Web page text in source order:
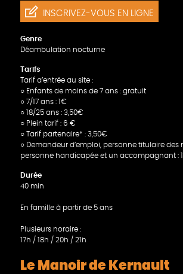
INSCRIVEZ-VOUS EN LIGNE
Genre
Déambulation nocturne
Tarifs
Tarif d’entrée du site :
○ Enfants de moins de 7 ans : gratuit
○ 7/17 ans : 1€
○ 18/25 ans : 3,50€
○ Plein tarif : 6 €
○ Tarif partenaire* : 3,50€
○ Demandeur d’emploi, personne titulaire des
personne handicapée et un accompagnant :
Durée
40 min
En famille à partir de 5 ans
Plusieurs horaire :
17h / 18h / 20h / 21h
Le Manoir de Kernault